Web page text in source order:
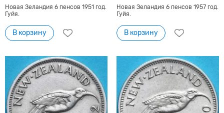
Новая Зеландия 6 пенсов 1951 год.
Гуйя.
В корзину
Новая Зеландия 6 пенсов 1957 год.
Гуйя.
В корзину